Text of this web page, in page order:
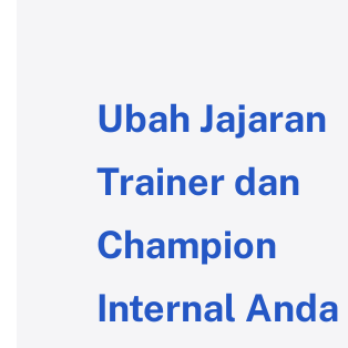
Ubah Jajaran
Trainer dan
Champion
Internal Anda